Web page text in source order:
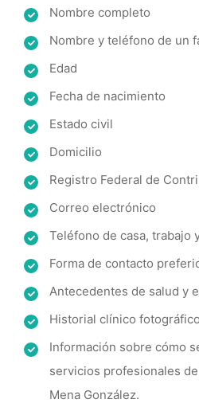
Nombre completo
Nombre y teléfono de un
Edad
Fecha de nacimiento
Estado civil
Domicilio
Registro Federal de
Correo electrónico
Teléfono de casa, trabajo
Forma de contacto
Antecedentes de salud y
Historial clínico fotográfico
Información sobre cómo
servicios profesionales
Mena González.